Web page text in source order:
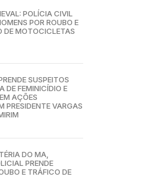
POLÍCIA CIVIL
POR ROUBO E
DE MOTOCICLETAS
SUSPEITOS
DE FEMINICÍDIO E
AÇÕES
PRESIDENTE VARGAS
DO MA,
PRENDE
E TRÁFICO DE